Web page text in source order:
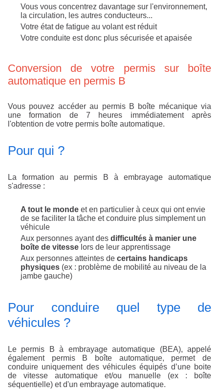
Vous vous concentrez davantage sur l'environnement,
la circulation, les autres conducteurs...
Votre état de fatigue au volant est réduit
Votre conduite est donc plus sécurisée et apaisée
Conversion de votre permis sur boîte
automatique en permis B
Vous pouvez accéder au permis B boîte mécanique via
une formation de 7 heures immédiatement après
l'obtention de votre permis boîte automatique.
Pour qui ?
La formation au permis B à embrayage automatique
s'adresse :
A tout le monde et en particulier à ceux qui ont envie
de se faciliter la tâche et conduire plus simplement un
véhicule
Aux personnes ayant des difficultés à manier une
boîte de vitesse lors de leur apprentissage
Aux personnes atteintes de certains handicaps
physiques (ex : problème de mobilité au niveau de la
jambe gauche)
Pour conduire quel type de
véhicules ?
Le permis B à embrayage automatique (BEA), appelé
également permis B boîte automatique, permet de
conduire uniquement des véhicules équipés d’une boite
de vitesse automatique et/ou manuelle (ex : boîte
séquentielle) et d'un embrayage automatique.